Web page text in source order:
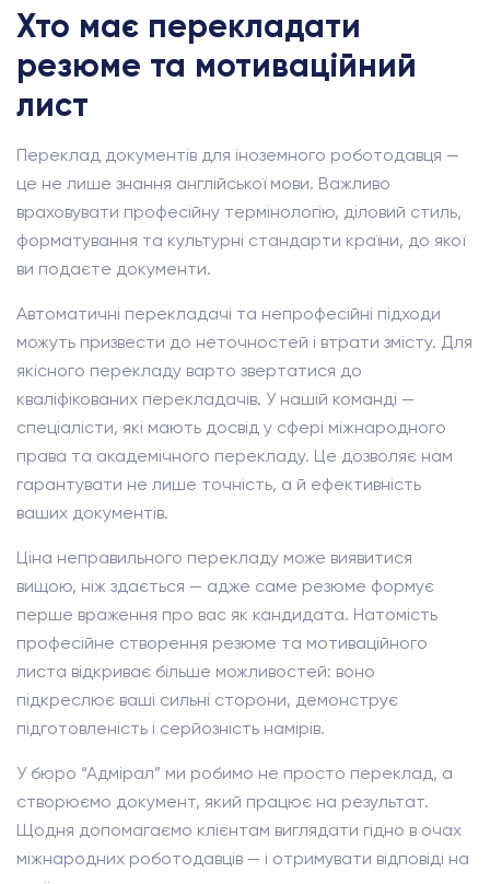
Хто має перекладати
резюме та мотиваційний
лист
Переклад документів для іноземного роботодавця —
це не лише знання англійської мови. Важливо
враховувати професійну термінологію, діловий стиль,
форматування та культурні стандарти країни, до якої
ви подаєте документи.
Автоматичні перекладачі та непрофесійні підходи
можуть призвести до неточностей і втрати змісту. Для
якісного перекладу варто звертатися до
кваліфікованих перекладачів. У нашій команді —
спеціалісти, які мають досвід у сфері міжнародного
права та академічного перекладу. Це дозволяє нам
гарантувати не лише точність, а й ефективність
ваших документів.
Ціна неправильного перекладу може виявитися
вищою, ніж здається — адже саме резюме формує
перше враження про вас як кандидата. Натомість
професійне створення резюме та мотиваційного
листа відкриває більше можливостей: воно
підкреслює ваші сильні сторони, демонструє
підготовленість і серйозність намірів.
У бюро “Адмірал” ми робимо не просто переклад, а
створюємо документ, який працює на результат.
Щодня допомагаємо клієнтам виглядати гідно в очах
міжнародних роботодавців — і отримувати відповіді на